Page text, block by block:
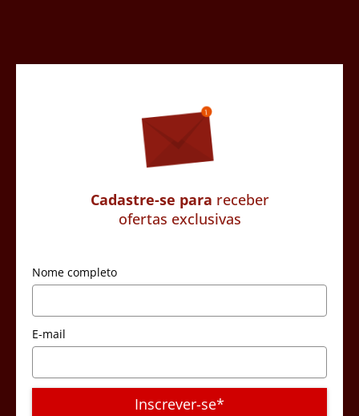
Cadastre-se para receber
ofertas exclusivas
Nome completo
E-mail
Inscrever-se*